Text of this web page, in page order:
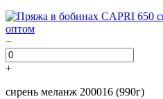
−
+
сирень меланж 200016 (990г)